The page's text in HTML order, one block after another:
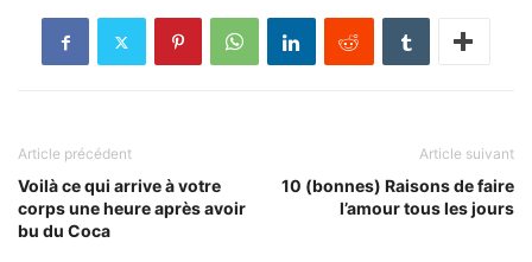
Article précédent
Voilà ce qui arrive à votre
corps une heure après avoir
bu du Coca
Article suivant
10 (bonnes) Raisons de faire
l’amour tous les jours